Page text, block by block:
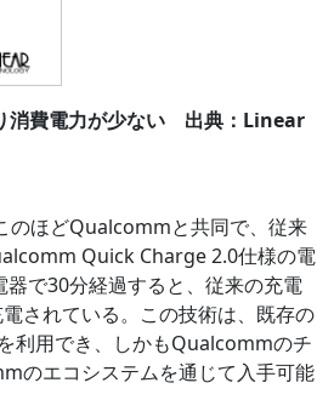
消費電力が少ない 出典：Linear
のほどQualcommと共同で、従来
Quick Charge 2.0仕様の電
で30分経過すると、従来の充電
されている。この技術は、既存の
利用でき、しかもQualcommのチ
のエコシステムを通じて入手可能